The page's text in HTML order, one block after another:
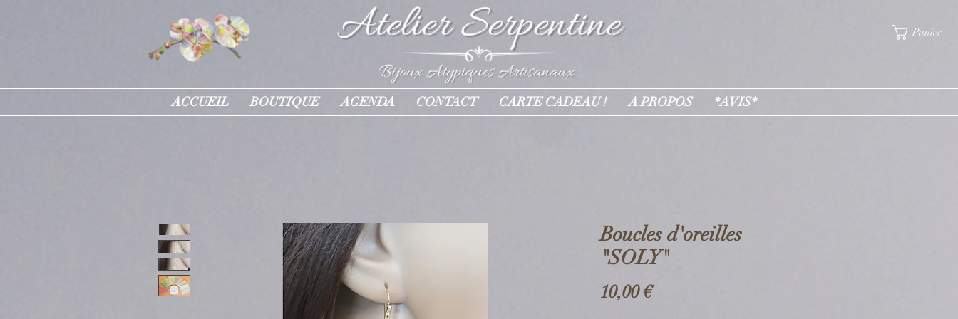
Panier
ACCUEIL BOUTIQUE AGENDA CONTACT CARTE CADEAU ! A PROPOS *AVIS*
Boucles d'oreilles
"SOLY"
10,00 €Prix